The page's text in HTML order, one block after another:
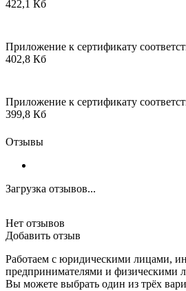
422,1 Кб
Приложение к сертификату
402,8 Кб
Приложение к сертификату
399,8 Кб
Отзывы
Загрузка отзывов...
Нет отзывов
Добавить отзыв
Работаем с юридическими лицами,
предпринимателями и физическими
Вы можете выбрать один из трёх